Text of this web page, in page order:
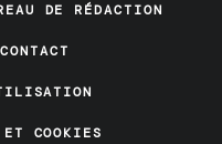
DE RÉDACTION
CONTACT
COOKIES